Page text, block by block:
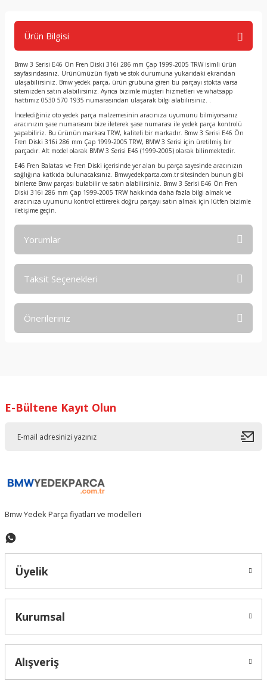
Ürün Bilgisi
Bmw 3 Serisi E46 Ön Fren Diski 316i 286 mm Çap 1999-2005 TRW isimli ürün
sayfasındasınız. Ürünümüzün fiyatı ve stok durumuna yukarıdaki ekrandan
ulaşabilirsiniz. Bmw yedek parça, ürün grubuna giren bu parçayı stokta varsa
sitemizden satın alabilirsiniz. Ayrıca bizimle müşteri hizmetleri ve whatsapp
hattımız 0530 570 1935 numarasından ulaşarak bilgi alabilirsiniz. .
İncelediğiniz oto yedek parça malzemesinin aracınıza uyumunu bilmiyorsanız
aracınızın şase numarasını bize ileterek şase numarası ile yedek parça kontrolü
yapabiliriz. Bu ürünün markası TRW, kaliteli bir markadır. Bmw 3 Serisi E46 Ön
Fren Diski 316i 286 mm Çap 1999-2005 TRW, BMW 3 Serisi için üretilmiş bir
parçadır. Alt model olarak BMW 3 Serisi E46 (1999-2005) olarak bilinmektedir.
E46 Fren Balatası ve Fren Diski içerisinde yer alan bu parça sayesinde aracınızın
sağlığına katkıda bulunacaksınız. Bmwyedekparca.com.tr sitesinden bunun gibi
binlerce Bmw parçası bulabilir ve satın alabilirsiniz. Bmw 3 Serisi E46 Ön Fren
Diski 316i 286 mm Çap 1999-2005 TRW hakkında daha fazla bilgi almak ve
aracınıza uyumunu kontrol ettirerek doğru parçayı satın almak için lütfen bizimle
iletişime geçin.
Yorumlar
Taksit Seçenekleri
Önerileriniz
Ürün resmi kalitesiz, bozuk veya görüntülenemiyor.
Bu ürüne benzer farklı alternatifler olmalı.
Gönder
E-Bültene Kayıt Olun
Bmw Yedek Parça fiyatları ve modelleri
Üyelik
Kurumsal
Alışveriş